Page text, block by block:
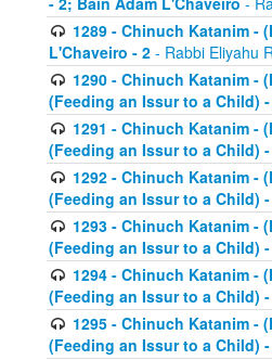
1289 - Chinuch Katanim -
L'Chaveiro - 2 - Rabbi Eliyahu
1290 - Chinuch Katanim -
(Feeding an Issur to a Child)
1291 - Chinuch Katanim -
(Feeding an Issur to a Child)
1292 - Chinuch Katanim -
(Feeding an Issur to a Child)
1293 - Chinuch Katanim -
(Feeding an Issur to a Child)
1294 - Chinuch Katanim -
(Feeding an Issur to a Child)
1295 - Chinuch Katanim -
(Feeding an Issur to a Child)